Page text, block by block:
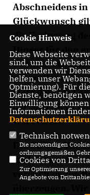
Abschneidens
Glückwunsch
die Erringung
Dinser für den
Ebenfalls
ordentliche
stets fleißige
der SPD nicht
worden ist.
Die CDU in
sachorientiert
versuchen, die
Cookie Hinweis
Diese Webseite
sind, um die
verwenden wir
helfen, unser
Optmierung). Für
Dienste, benötigen
Einwilligung
Informationen
Technisch
Die notwendigen
ordnungsgemäßen
Cookies von
Zur Optimierung
Angebote von